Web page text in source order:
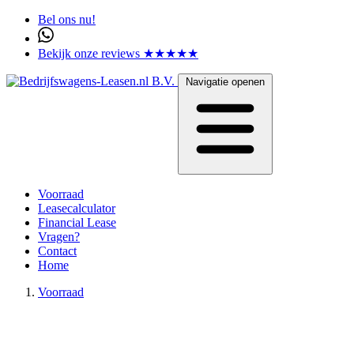
Bel ons nu!
Bekijk onze reviews ★★★★★
Navigatie openen
Voorraad
Leasecalculator
Financial Lease
Vragen?
Contact
Home
Voorraad